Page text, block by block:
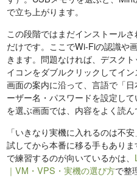
で立ち上がります。
この段階ではまだインストール
だけです。ここでWi-Fiの認識や
きます。問題なければ、デスク
イコンをダブルクリックしてイ
画面の案内に沿って、言語で「
ーザー名・パスワードを設定し
を選ぶ画面では、内容をよく読ん
「いきなり実機に入れるのは不
試してから本番に移る手もあり
で練習するのが向いているかは、
｜VM・VPS・実機の選び方で整